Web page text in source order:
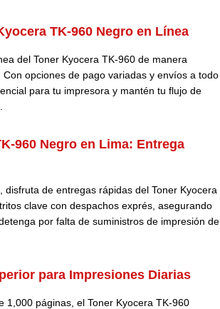
TK-960 Negro en Línea
del Toner Kyocera TK-960 de manera
opciones de pago variadas y envíos a todo
para tu impresora y mantén tu flujo de
960 Negro en Lima: Entrega
, disfruta de entregas rápidas del Toner Kyocera
clave con despachos exprés, asegurando
por falta de suministros de impresión de
para Impresiones Diarias
1,000 páginas, el Toner Kyocera TK-960